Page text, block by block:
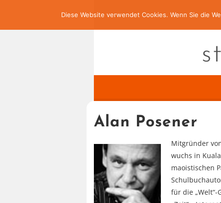
Alan Posener
Mitgründer
wuchs in
maoistischen
für die
Diese Website verwendet Cookies. Wenn Sie die